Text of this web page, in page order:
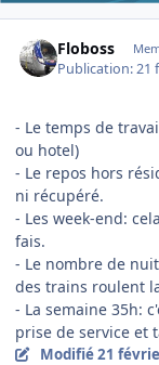
Floboss
Publication:21
- Le temps de
ou hotel)
- Le repos hors
ni récupéré.
- Les week-end:
fais.
- Le nombre de
des trains roulent
- La semaine 35h:
prise de service et
Modifié21